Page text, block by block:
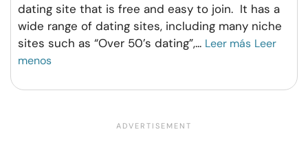
dating site that is free and easy to join. It has a
wide range of dating sites, including many niche
sites such as “Over 50’s dating”,... Leer más Leer
menos